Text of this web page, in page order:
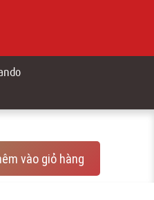
vào giỏ hàng